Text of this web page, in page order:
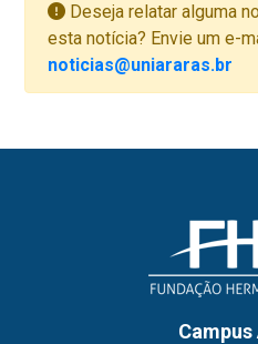
Deseja relatar alguma
esta notícia? Envie um e-
noticias@uniararas.br